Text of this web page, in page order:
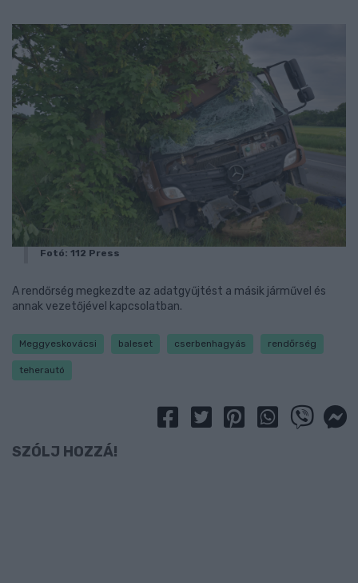
Fotó: 112 Press
A rendőrség megkezdte az adatgyűjtést a másik járművel és
annak vezetőjével kapcsolatban.
Meggyeskovácsi baleset cserbenhagyás rendőrség
teherautó
SZÓLJ HOZZÁ!